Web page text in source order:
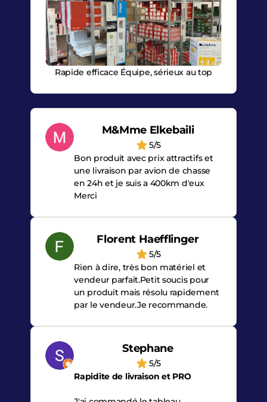
Rapide efficace Équipe, sérieux au top
M&Mme Elkebaili
5/5
Bon produit avec prix attractifs et
une livraison par avion de chasse
en 24h et je suis a 400km d'eux
Merci
Florent Haefflinger
5/5
Rien à dire, très bon matériel et
vendeur parfait.Petit soucis pour
un produit mais résolu rapidement
par le vendeur.Je recommande.
Stephane
5/5
Rapidite de livraison et PRO